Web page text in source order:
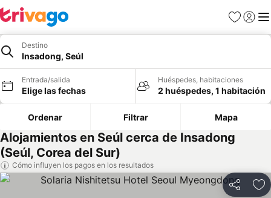
Favoritos
Iniciar
Destino
Insadong, Seúl
Entrada/salida
Elige las fechas
Huéspedes, habitaciones
2 huéspedes, 1 habitación
Ordenar Filtrar Mapa
Alojamientos en Seúl cerca de Insadong
(Seúl, Corea del Sur)
Cómo influyen los pagos en los resultados
Compartir